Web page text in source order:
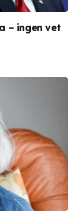
– ingen vet